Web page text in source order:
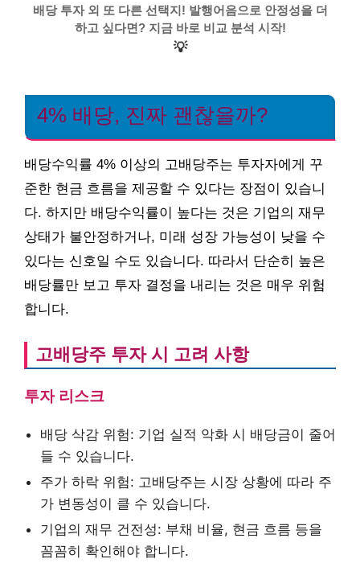
배당 투자 외 또 다른 선택지! 발행어음으로 안정성을 더
하고 싶다면? 지금 바로 비교 분석 시작!
💡
4% 배당, 진짜 괜찮을까?
배당수익률 4% 이상의 고배당주는 투자자에게 꾸
준한 현금 흐름을 제공할 수 있다는 장점이 있습니
다. 하지만 배당수익률이 높다는 것은 기업의 재무
상태가 불안정하거나, 미래 성장 가능성이 낮을 수
있다는 신호일 수도 있습니다. 따라서 단순히 높은
배당률만 보고 투자 결정을 내리는 것은 매우 위험
합니다.
고배당주 투자 시 고려 사항
투자 리스크
배당 삭감 위험: 기업 실적 악화 시 배당금이 줄어
들 수 있습니다.
주가 하락 위험: 고배당주는 시장 상황에 따라 주
가 변동성이 클 수 있습니다.
기업의 재무 건전성: 부채 비율, 현금 흐름 등을
꼼꼼히 확인해야 합니다.